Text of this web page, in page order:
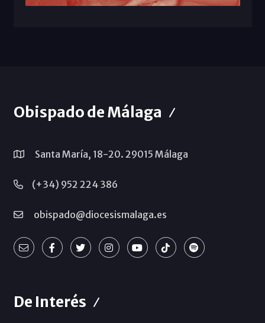
Obispado de Málaga
Santa María, 18-20. 29015 Málaga
(+34) 952 224 386
obispado@diocesismalaga.es
De Interés